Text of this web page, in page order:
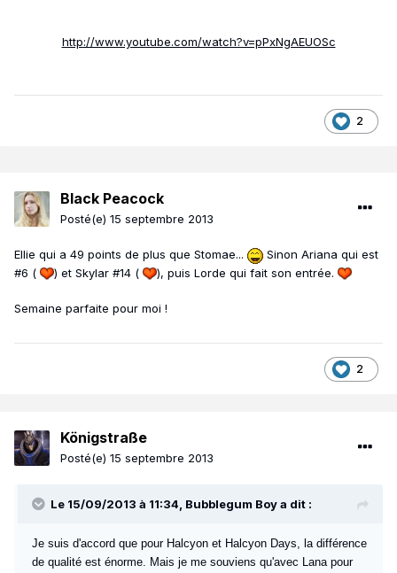
http://www.youtube.com/watch?v=pPxNgAEUOSc
2
Black Peacock
Posté(e) 15 septembre 2013
Ellie qui a 49 points de plus que Stomae...
Sinon Ariana qui est
#6 (
) et Skylar #14 ( ), puis Lorde qui fait son entrée.
Semaine parfaite pour moi !
2
Königstraße
Posté(e) 15 septembre 2013
Le 15/09/2013 à 11:34, Bubblegum Boy a dit :
Je suis d'accord que pour Halcyon et Halcyon Days, la différence
de qualité est énorme. Mais je me souviens qu'avec Lana pour